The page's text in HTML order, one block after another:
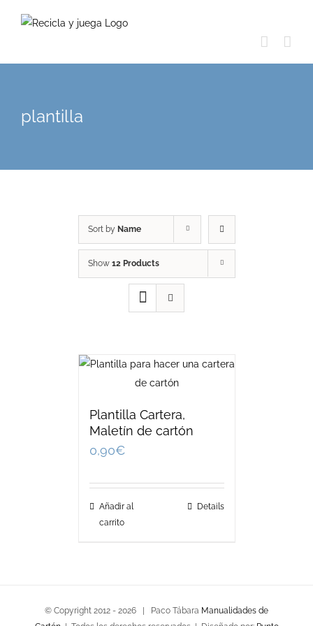
plantilla
Sort by Name
Show 12 Products
Plantilla Cartera,
Maletín de cartón
0,90€
Añadir al
carrito
Details
© Copyright 2012 - 2026 | Paco Tábara Manualidades de